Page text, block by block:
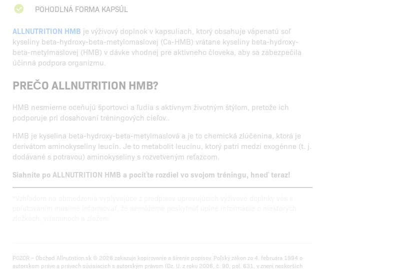
POHODLNÁ FORMA KAPSÚL
ALLNUTRITION HMB je výživový doplnok v kapsuliach, ktorý obsahuje vápenatú soľ
kyseliny beta-hydroxy-beta-metylomaslovej (Ca-HMB) vrátane kyseliny beta-hydroxy-
beta-metylmaslovej (HMB) v dávke vhodnej pre aktívneho človeka, aby sa zabezpečila
účinná podpora organizmu.
PREČO ALLNUTRITION HMB?
HMB nesmierne oceňujú športovci a ľudia s aktívnym životným štýlom, pretože ich
podporuje pri dosahovaní tréningových cieľov..
HMB je kyselina beta-hydroxy-beta-metylmaslová a je to chemická zlúčenina, ktorá je
derivátom aminokyseliny leucín. Je to metabolit leucínu, ktorý patrí medzi exogénne (t. j.
dodávané s potravou) aminokyseliny s rozvetveným reťazcom.
Siahnite po ALLNUTRITION HMB a pocíťte rozdiel vo svojom tréningu, hneď teraz!
POZOR – Obchod Allnutrition.sk © 2026 zakazuje kopírovanie a šírenie popisov. Poľský zákon zo 4. februára 1994 o
autorskom práve a právach súvisiacich s autorským právom (Dz. U. z roku 2006, č. 90, pol. 631, v znení neskorších